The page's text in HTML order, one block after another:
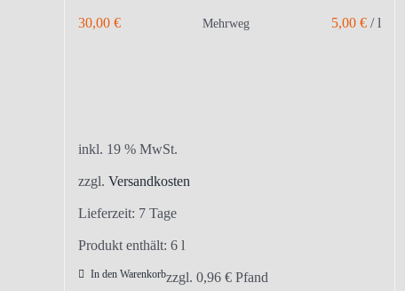
30,00 € Mehrweg 5,00€ /l
inkl. 19 % MwSt.
zzgl. Versandkosten
Lieferzeit: 7 Tage
Produkt enthält: 6 l
In den Warenkorbzzgl. 0,96 € Pfand